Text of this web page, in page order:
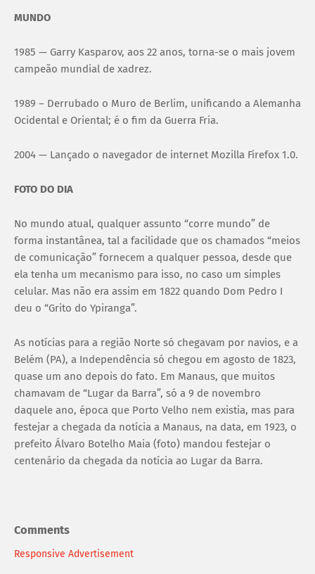
MUNDO
1985 — Garry Kasparov, aos 22 anos, torna-se o mais jovem
campeão mundial de xadrez.
1989 – Derrubado o Muro de Berlim, unificando a Alemanha
Ocidental e Oriental; é o fim da Guerra Fria.
2004 — Lançado o navegador de internet Mozilla Firefox 1.0.
FOTO DO DIA
No mundo atual, qualquer assunto “corre mundo” de
forma instantânea, tal a facilidade que os chamados “meios
de comunicação” fornecem a qualquer pessoa, desde que
ela tenha um mecanismo para isso, no caso um simples
celular. Mas não era assim em 1822 quando Dom Pedro I
deu o “Grito do Ypiranga”.
As notícias para a região Norte só chegavam por navios, e a
Belém (PA), a Independência só chegou em agosto de 1823,
quase um ano depois do fato. Em Manaus, que muitos
chamavam de “Lugar da Barra”, só a 9 de novembro
daquele ano, época que Porto Velho nem existia, mas para
festejar a chegada da notícia a Manaus, na data, em 1923, o
prefeito Álvaro Botelho Maia (foto) mandou festejar o
centenário da chegada da notícia ao Lugar da Barra.
Comments
Responsive Advertisement